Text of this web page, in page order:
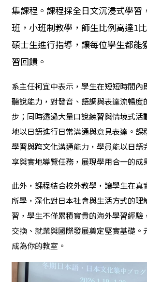
集課程。課程採全日文沉浸式學習
班，小班制教學，師生比例高達1
碩士生進行指導，讓每位學生都能
習回饋。
系主任柯宜中表示，學生在短短時間內
聽說能力，對發音、語調與表達流暢度
步；同時透過大量口說練習與情境式活
地以日語進行日常溝通與意見表達。課
學習與跨文化溝通能力，學員能以日語
享與實地導覽任務，展現學用合一的成
此外，課程結合校外教學，讓學生在真
所學，深化對日本社會與生活方式的理
習，學生不僅累積寶貴的海外學習經驗
交換、就業與國際發展奠定堅實基礎。
成為你的教室。